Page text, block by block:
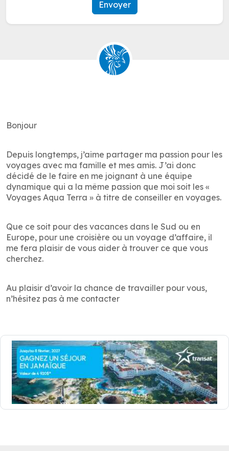
Envoyer
Bonjour
Depuis longtemps, j’aime partager ma passion pour les
voyages avec ma famille et mes amis. J’ai donc
décidé de le faire en me joignant à une équipe
dynamique qui a la même passion que moi soit les «
Voyages Aqua Terra » à titre de conseiller en voyages.
Que ce soit pour des vacances dans le Sud ou en
Europe, pour une croisière ou un voyage d’affaire, il
me fera plaisir de vous aider à trouver ce que vous
cherchez.
Au plaisir d’avoir la chance de travailler pour vous,
n’hésitez pas à me contacter